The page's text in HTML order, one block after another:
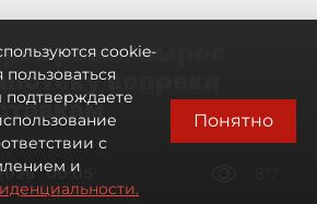
резко вырос
вопреки
00:05
cookie-
с
и
Понятно